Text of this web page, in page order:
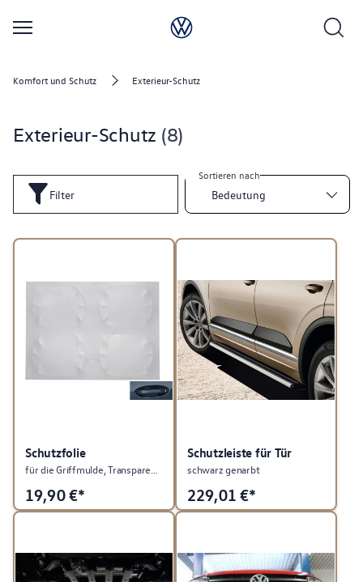
Komfort und Schutz Exterieur-Schutz
Exterieur-Schutz 8
Filter
Sortieren nach
Bedeutung
Schutzfolie
für die Griffmulde, Transparent, 1 Satz = 4 Stück
19,90€*
Schutzleiste für Tür
schwarz genarbt
229,01 €*